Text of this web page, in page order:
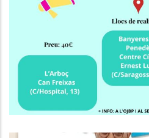
Curs De
D'Educació